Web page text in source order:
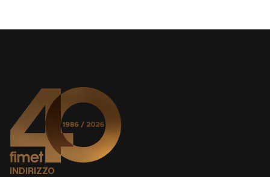
INDIRIZZO